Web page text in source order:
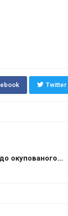
Twitter
окупованого...